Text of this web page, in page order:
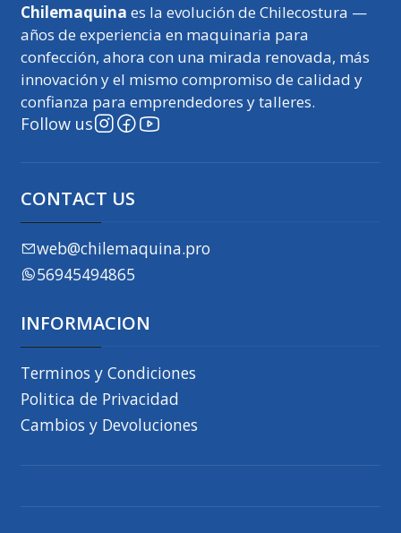
Chilemaquina es la evolución de Chilecostura —
años de experiencia en maquinaria para
confección, ahora con una mirada renovada, más
innovación y el mismo compromiso de calidad y
confianza para emprendedores y talleres.
Follow us
CONTACT US
web@chilemaquina.pro
56945494865
INFORMACION
Terminos y Condiciones
Politica de Privacidad
Cambios y Devoluciones